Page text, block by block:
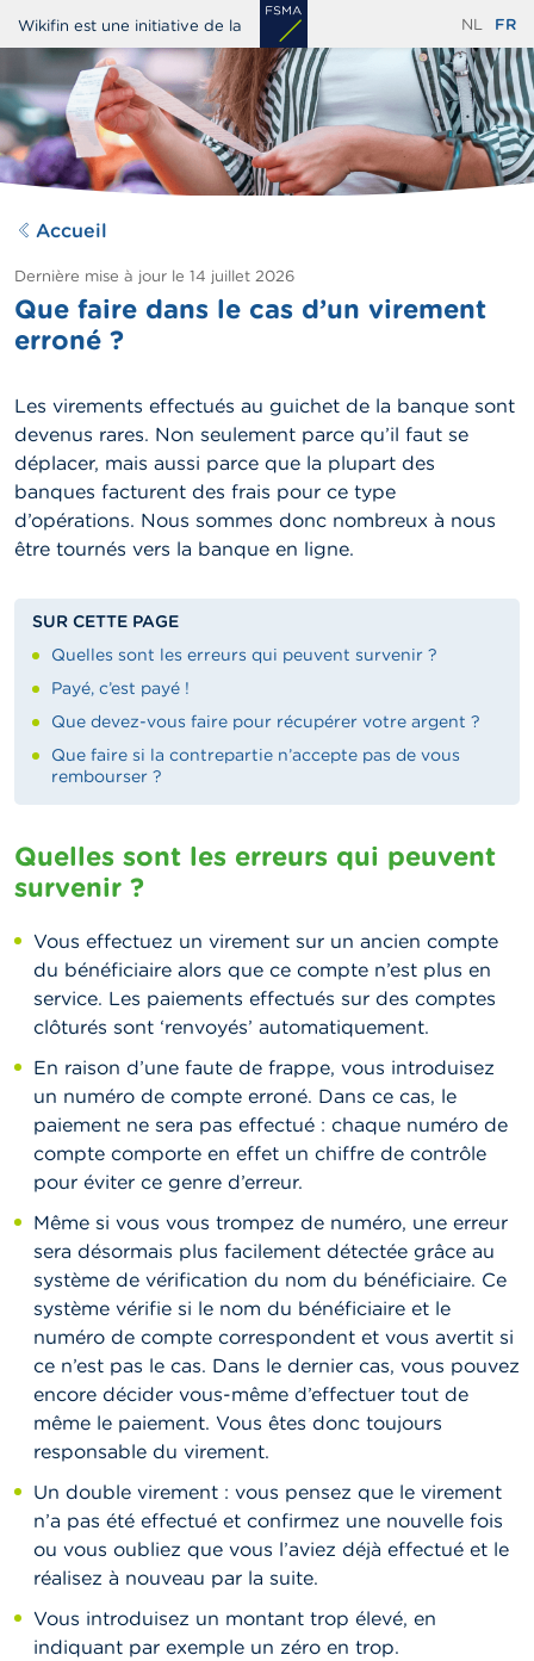
Aller
au
principal
Wikifin est une initiative de la NL FR
Accueil
Dernière mise à jour le 14 juillet 2026
Que faire dans le cas d’un virement
erroné ?
Les virements effectués au guichet de la banque sont
devenus rares. Non seulement parce qu’il faut se
déplacer, mais aussi parce que la plupart des
banques facturent des frais pour ce type
d’opérations. Nous sommes donc nombreux à nous
être tournés vers la banque en ligne.
SUR CETTE PAGE
Quelles sont les erreurs qui peuvent survenir ?
Payé, c’est payé !
Que devez-vous faire pour récupérer votre argent ?
Que faire si la contrepartie n’accepte pas de vous
rembourser ?
Quelles sont les erreurs qui peuvent
survenir ?
Vous effectuez un virement sur un ancien compte
du bénéficiaire alors que ce compte n’est plus en
service. Les paiements effectués sur des comptes
clôturés sont ‘renvoyés’ automatiquement.
En raison d’une faute de frappe, vous introduisez
un numéro de compte erroné. Dans ce cas, le
paiement ne sera pas effectué : chaque numéro de
compte comporte en effet un chiffre de contrôle
pour éviter ce genre d’erreur.
Même si vous vous trompez de numéro, une erreur
sera désormais plus facilement détectée grâce au
système de vérification du nom du bénéficiaire. Ce
système vérifie si le nom du bénéficiaire et le
numéro de compte correspondent et vous avertit si
ce n’est pas le cas. Dans le dernier cas, vous pouvez
encore décider vous-même d’effectuer tout de
même le paiement. Vous êtes donc toujours
responsable du virement.
Un double virement : vous pensez que le virement
n’a pas été effectué et confirmez une nouvelle fois
ou vous oubliez que vous l’aviez déjà effectué et le
réalisez à nouveau par la suite.
Vous introduisez un montant trop élevé, en
indiquant par exemple un zéro en trop.